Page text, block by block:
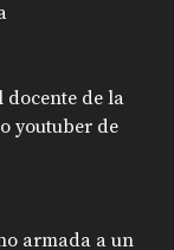
docente de la
youtuber de
armada a un